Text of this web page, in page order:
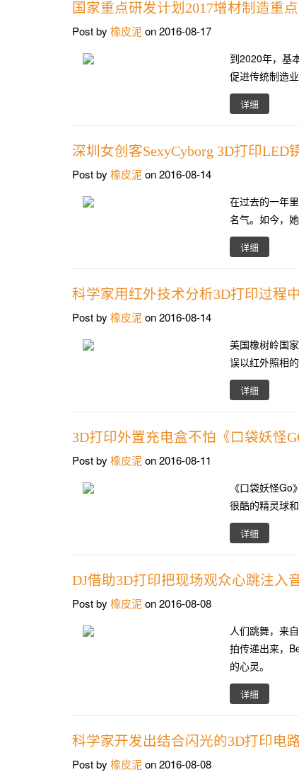
国家重点研发计划2017增材制造重
Post by 橡皮泥 on 2016-08-17
到2020年，基
促进传统制造
详细
深圳女创客SexyCyborg 3D打印LED
Post by 橡皮泥 on 2016-08-14
在过去的一年
名气。如今，
详细
科学家用红外技术分析3D打印过程
Post by 橡皮泥 on 2016-08-14
美国橡树岭国
误以红外照相
详细
3D打印外置充电盒不怕《口袋妖怪
Post by 橡皮泥 on 2016-08-11
《口袋妖怪
很酷的精灵球
详细
DJ借助3D打印把现场观众心跳注入
Post by 橡皮泥 on 2016-08-08
人们跳舞，来
拍传递出来，
的心灵。
详细
科学家开发出结合闪光的3D打印电
Post by 橡皮泥 on 2016-08-08